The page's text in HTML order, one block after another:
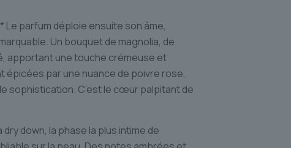
parfum déploie ensuite son âme,
Un bouquet de magnolia, de
apportant une touche crémeuse et
par une nuance de poivre rose,
sophistication. C’est le cœur palpitant de
down, la phase la plus intime de